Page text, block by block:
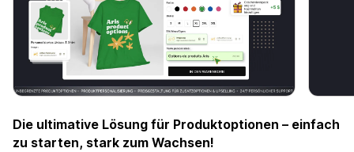
Die ultimative Lösung für Produktoptionen – einfach
zu starten, stark zum Wachsen!